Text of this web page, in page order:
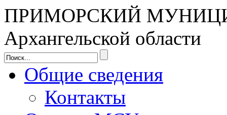
ПРИМОРСКИЙ
Архангельской области
Общие сведения
Контакты